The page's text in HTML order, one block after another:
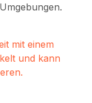
mit einem
und kann